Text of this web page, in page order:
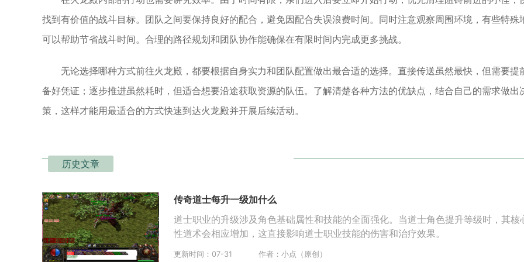
找到有价值的战斗目标。团队之间要保持良好的配合，避免因配合失误浪费时间。同时注意观察周围环境，有些特殊
可以帮助节省战斗时间。合理的路径规划和团队协作能确保在有限时间内完成更多挑战。
无论选择哪种方式前往火龙殿，都要根据自身实力和团队配置做出最合适的选择。直接传送虽然最快，但需要提
备好凭证；逐步推进虽然耗时，但适合想要沿途获取资源的队伍。了解清楚各种方法的优缺点，结合自己的需求做出
策，这样才能用最适合的方式快速到达火龙殿并开展后续活动。
历史文章
传奇道士每升一级加什么
道士职业的升级涉及角色基础属性和技能的全面强化。当道士角色提升等级时，其核
性道术会相应增加，这直接影响道士职业技能的伤害和治疗效果。
更新时间：07-31 作者：小点（原创）